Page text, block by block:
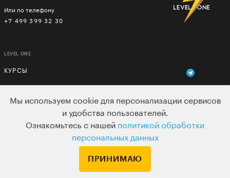
Или по телефону
+7 499 399 32 30
LEVEL ONE
КУРСЫ
ВАКАНСИИ
ПОЛЬЗОВАТЕЛЬСКОЕ СОГЛАШЕНИЕ
Мы используем cookie для персонализации сервисов
и удобства пользователей.
Ознакомьтесь с нашей политикой обработки
персональных данных
ПРИНИМАЮ